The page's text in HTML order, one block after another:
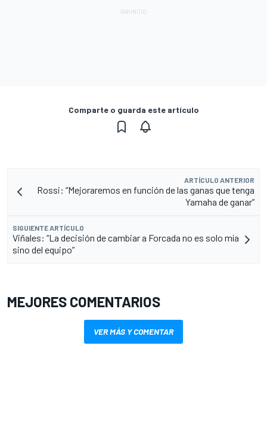
Comparte o guarda este artículo
ARTÍCULO ANTERIOR
Rossi: “Mejoraremos en función de las ganas que tenga
Yamaha de ganar”
SIGUIENTE ARTÍCULO
Viñales: “La decisión de cambiar a Forcada no es solo mía
sino del equipo”
MEJORES COMENTARIOS
VER MÁS Y COMENTAR